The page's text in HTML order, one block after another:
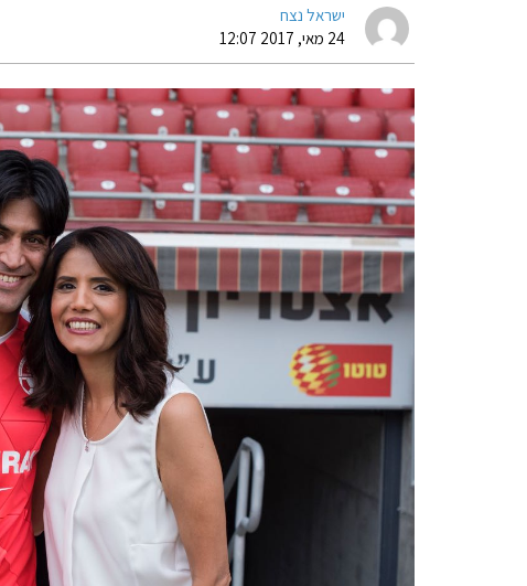
ישראל נצח
24 מאי, 2017 12:07